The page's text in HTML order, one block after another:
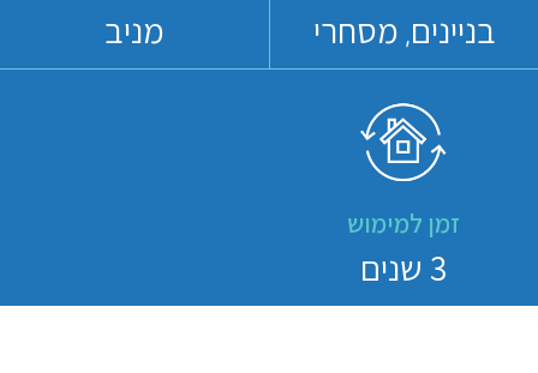
בניינים, מסחרי מניב
זמן למימוש
3 שנים